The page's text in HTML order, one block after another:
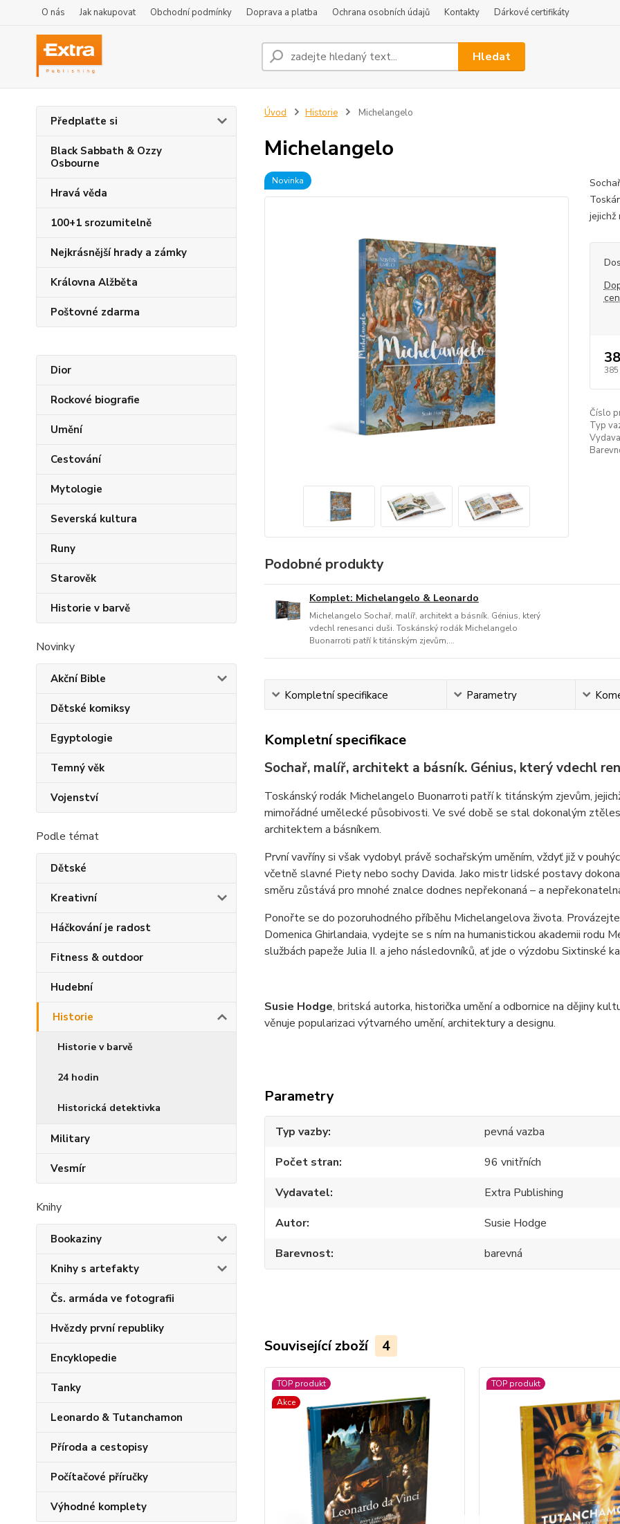
O nás Jak nakupovat Obchodní podmínky Doprava a platba Ochrana osobních údajů Kontakty Dárkové certifikáty
Hledat
Předplaťte si
Black Sabbath & Ozzy
Osbourne
Hravá věda
100+1 srozumitelně
Nejkrásnější hrady a zámky
Královna Alžběta
Poštovné zdarma
Dior
Rockové biografie
Umění
Cestování
Mytologie
Severská kultura
Runy
Starověk
Historie v barvě
Novinky
Akční Bible
Dětské komiksy
Egyptologie
Temný věk
Vojenství
Podle témat
Dětské
Kreativní
Háčkování je radost
Fitness & outdoor
Hudební
Historie
Historie v barvě
24 hodin
Historická detektivka
Military
Vesmír
Knihy
Bookaziny
Knihy s artefakty
Čs. armáda ve fotografii
Hvězdy první republiky
Encyklopedie
Tanky
Leonardo & Tutanchamon
Příroda a cestopisy
Počítačové příručky
Výhodné komplety
Úvod Historie Michelangelo
Michelangelo
Novinka
jejichž
385
Číslo
Typ
Podobné produkty
Komplet: Michelangelo & Leonardo
Michelangelo Sochař, malíř, architekt a básník. Génius, který
vdechl renesanci duši. Toskánský rodák Michelangelo
Buonarroti patří k titánským zjevům,...
Kompletní specifikace Parametry
Kompletní specifikace
Sochař, malíř, architekt a básník. Génius, který vdechl
Toskánský rodák Michelangelo Buonarroti patří k titánským zjevům,
mimořádné umělecké působivosti. Ve své době se stal dokonalým
architektem a básníkem.
První vavříny si však vydobyl právě sochařským uměním, vždyť již v
včetně slavné Piety nebo sochy Davida. Jako mistr lidské postavy
směru zůstává pro mnohé znalce dodnes nepřekonaná – a
Ponořte se do pozoruhodného příběhu Michelangelova života.
Domenica Ghirlandaia, vydejte se s ním na humanistickou akademii rodu
službách papeže Julia II. a jeho následovníků, ať jde o výzdobu Sixtinské
Susie Hodge, britská autorka, historička umění a odbornice na dějiny
věnuje popularizaci výtvarného umění, architektury a designu.
Parametry
Typ vazby
pevná vazba
Počet stran
96 vnitřních
Vydavatel
Extra Publishing
Autor
Susie Hodge
Barevnost
barevná
Související zboží 4
TOP produkt
Akce
TOP produkt